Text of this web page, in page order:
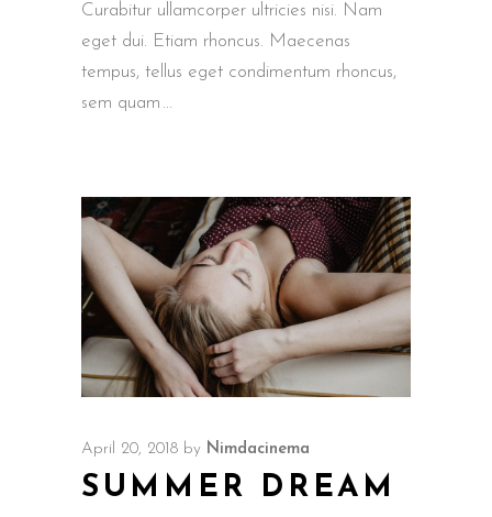
Curabitur ullamcorper ultricies nisi. Nam
eget dui. Etiam rhoncus. Maecenas
tempus, tellus eget condimentum rhoncus,
sem quam
April 20, 2018 by Nimdacinema
SUMMER DREAM